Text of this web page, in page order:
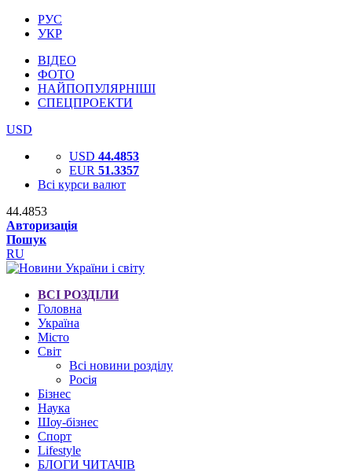
РУС
УКР
ВІДЕО
ФОТО
НАЙПОПУЛЯРНІШІ
СПЕЦПРОЕКТИ
USD
USD 44.4853
EUR 51.3357
Всі курси валют
44.4853
Авторизація
Пошук
RU
ВСІ РОЗДІЛИ
Головна
Україна
Місто
Світ
Всі новини розділу
Росія
Бізнес
Наука
Шоу-бізнес
Спорт
Lifestyle
БЛОГИ ЧИТАЧІВ